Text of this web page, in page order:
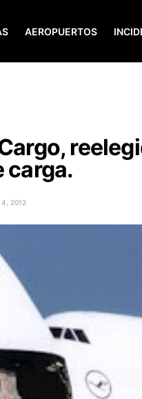
AEROPUERTOS
carga.
4, 2012